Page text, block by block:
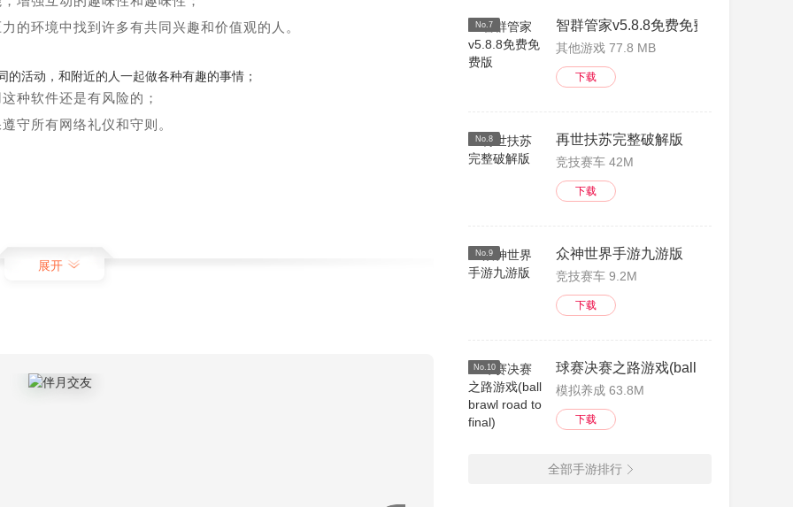
的环境中找到许多有共同兴趣和价值观的人。
活动，和附近的人一起做各种有趣的事情；
种软件还是有风险的；
守所有网络礼仪和守则。
展开
No.7 智群管家v5.8.8免费免费版
其他游戏 77.8 MB
下载
No.8 再世扶苏完整破解版
竞技赛车 42M
下载
No.9 众神世界手游九游版
竞技赛车 9.2M
下载
No.10 球赛决赛之路游戏(ball brawl road to
模拟养成 63.8M
下载
全部手游排行